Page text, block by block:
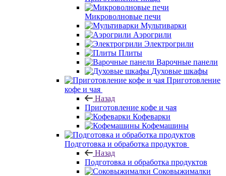
Микроволновые печи
Мультиварки
Аэрогрили
Электрогрили
Плиты
Варочные панели
Духовые шкафы
Приготовление
кофе и чая
Назад
Приготовление кофе и чая
Кофеварки
Кофемашины
Подготовка и обработка продуктов
Назад
Подготовка и обработка продуктов
Соковыжималки